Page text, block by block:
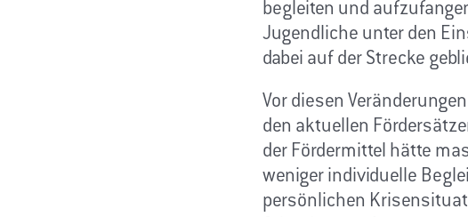
begleiten und
Jugendliche unter den
dabei auf der Strecke
Vor diesen
den aktuellen
der Fördermittel hätte
weniger individuelle
persönlichen